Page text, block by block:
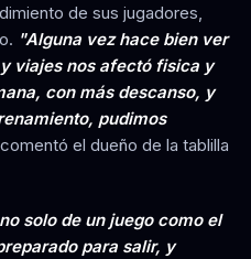
de sus jugadores,
"Alguna vez hace bien ver
viajes nos afectó fisica y
con más descanso, y
pudimos
comentó el dueño de la tablilla
solo de un juego como el
para salir, y